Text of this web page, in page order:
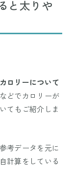
と太りや
ロリーについて
どでカロリーが
てもご紹介しま
考データを元に
計算をしている